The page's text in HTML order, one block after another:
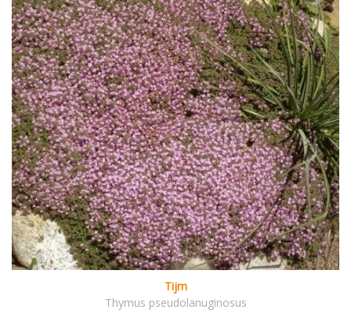
Tijm
Thymus pseudolanuginosus